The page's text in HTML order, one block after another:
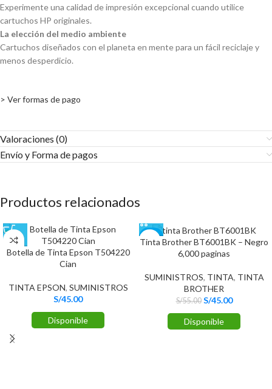
Experimente una calidad de impresión excepcional cuando utilice
cartuchos HP originales.
La elección del medio ambiente
Cartuchos diseñados con el planeta en mente para un fácil reciclaje y
menos desperdicio.
> Ver formas de pago
Valoraciones (0)
Envío y Forma de pagos​
Productos relacionados
Botella de Tinta Epson T504220
Cian
TINTA EPSON, SUMINISTROS
S/45.00
Disponible
-18%
Tinta Brother BT6001BK – Negro
6,000 paginas
SUMINISTROS, TINTA, TINTA
BROTHER
S/55.00 S/45.00
Disponible